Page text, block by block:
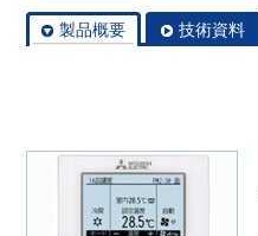
製品概要 技術資料